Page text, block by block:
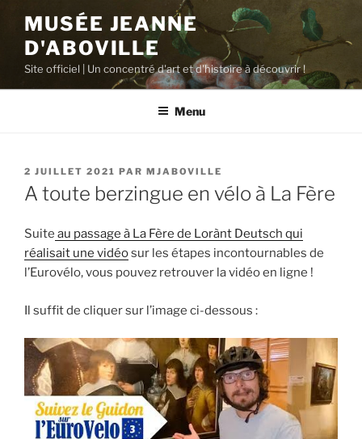
contenu
principal
MUSÉE JEANNE
D'ABOVILLE
Site officiel | Un concentré d'art et d'histoire à découvrir !
Menu
PUBLIÉ
LE
2 JUILLET 2021 PAR MJABOVILLE
A toute berzingue en vélo à La Fère
Suite au passage à La Fère de Lorànt Deutsch qui
réalisait une vidéosur les étapes incontournables de
l’Eurovélo, vous pouvez retrouver la vidéo en ligne !
Il suffit de cliquer sur l’image ci-dessous :